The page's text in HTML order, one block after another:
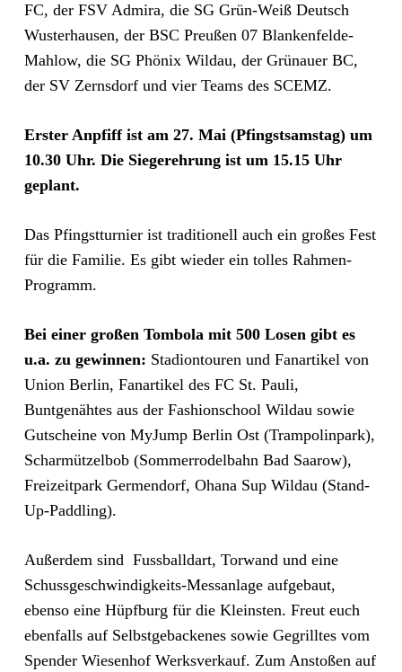
FC, der FSV Admira, die SG Grün-Weiß Deutsch
Wusterhausen, der BSC Preußen 07 Blankenfelde-
Mahlow, die SG Phönix Wildau, der Grünauer BC,
der SV Zernsdorf und vier Teams des SCEMZ.
Erster Anpfiff ist am 27. Mai (Pfingstsamstag) um
10.30 Uhr. Die Siegerehrung ist um 15.15 Uhr
geplant.
Das Pfingstturnier ist traditionell auch ein großes Fest
für die Familie. Es gibt wieder ein tolles Rahmen-
Programm.
Bei einer großen Tombola mit 500 Losen gibt es
u.a. zu gewinnen: Stadiontouren und Fanartikel von
Union Berlin, Fanartikel des FC St. Pauli,
Buntgenähtes aus der Fashionschool Wildau sowie
Gutscheine von MyJump Berlin Ost (Trampolinpark),
Scharmützelbob (Sommerrodelbahn Bad Saarow),
Freizeitpark Germendorf, Ohana Sup Wildau (Stand-
Up-Paddling).
Außerdem sind Fussballdart, Torwand und eine
Schussgeschwindigkeits-Messanlage aufgebaut,
ebenso eine Hüpfburg für die Kleinsten. Freut euch
ebenfalls auf Selbstgebackenes sowie Gegrilltes vom
Spender Wiesenhof Werksverkauf. Zum Anstoßen auf